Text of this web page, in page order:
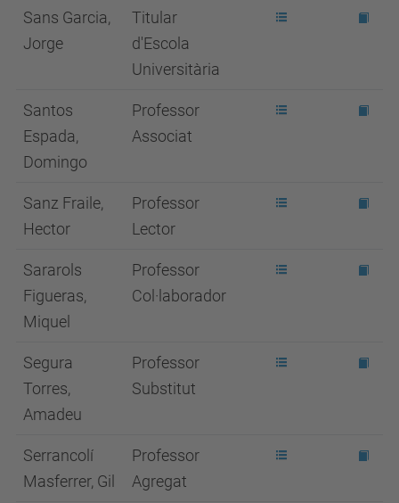
Sans Garcia,
Jorge
Titular
d'Escola
Universitària
Santos
Espada,
Domingo
Professor
Associat
Sanz Fraile,
Hector
Professor
Lector
Sararols
Figueras,
Miquel
Professor
Col·laborador
Segura
Torres,
Amadeu
Professor
Substitut
Serrancolí
Masferrer, Gil
Professor
Agregat